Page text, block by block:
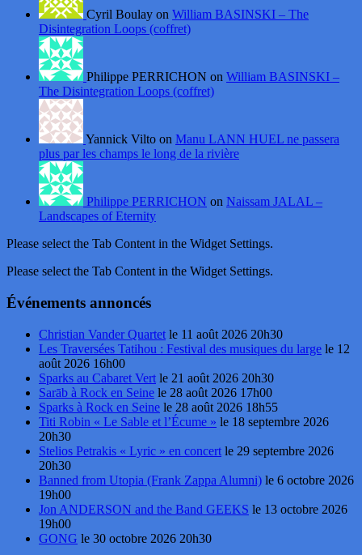
Cyril Boulay on William BASINSKI – The
Disintegration Loops (coffret)
Philippe PERRICHON on William BASINSKI –
The Disintegration Loops (coffret)
Yannick Vilto on Manu LANN HUEL ne passera
plus par les champs le long de la rivière
Philippe PERRICHON on Naissam JALAL –
Landscapes of Eternity
Please select the Tab Content in the Widget Settings.
Please select the Tab Content in the Widget Settings.
Événements annoncés
Christian Vander Quartet le 11 août 2026 20h30
Les Traversées Tatihou : Festival des musiques du large le 12
août 2026 16h00
Sparks au Cabaret Vert le 21 août 2026 20h30
Sarāb à Rock en Seine le 28 août 2026 17h00
Sparks à Rock en Seine le 28 août 2026 18h55
Titi Robin « Le Sable et l’Écume » le 18 septembre 2026
20h30
Stelios Petrakis « Lyric » en concert le 29 septembre 2026
20h30
Banned from Utopia (Frank Zappa Alumni) le 6 octobre 2026
19h00
Jon ANDERSON and the Band GEEKS le 13 octobre 2026
19h00
GONG le 30 octobre 2026 20h30